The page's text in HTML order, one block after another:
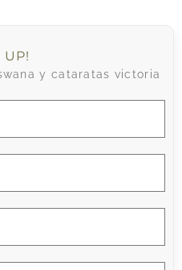
UP!
y cataratas victoria